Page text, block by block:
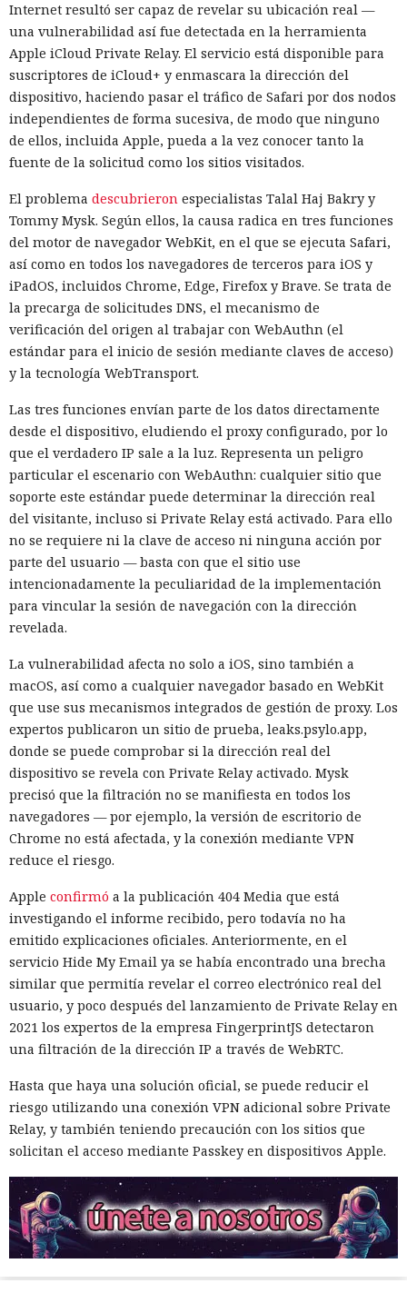
Internet resultó ser capaz de revelar su ubicación real —
una vulnerabilidad así fue detectada en la herramienta
Apple iCloud Private Relay. El servicio está disponible para
suscriptores de iCloud+ y enmascara la dirección del
dispositivo, haciendo pasar el tráfico de Safari por dos nodos
independientes de forma sucesiva, de modo que ninguno
de ellos, incluida Apple, pueda a la vez conocer tanto la
fuente de la solicitud como los sitios visitados.
El problema descubrieron especialistas Talal Haj Bakry y
Tommy Mysk. Según ellos, la causa radica en tres funciones
del motor de navegador WebKit, en el que se ejecuta Safari,
así como en todos los navegadores de terceros para iOS y
iPadOS, incluidos Chrome, Edge, Firefox y Brave. Se trata de
la precarga de solicitudes DNS, el mecanismo de
verificación del origen al trabajar con WebAuthn (el
estándar para el inicio de sesión mediante claves de acceso)
y la tecnología WebTransport.
Las tres funciones envían parte de los datos directamente
desde el dispositivo, eludiendo el proxy configurado, por lo
que el verdadero IP sale a la luz. Representa un peligro
particular el escenario con WebAuthn: cualquier sitio que
soporte este estándar puede determinar la dirección real
del visitante, incluso si Private Relay está activado. Para ello
no se requiere ni la clave de acceso ni ninguna acción por
parte del usuario — basta con que el sitio use
intencionadamente la peculiaridad de la implementación
para vincular la sesión de navegación con la dirección
revelada.
La vulnerabilidad afecta no solo a iOS, sino también a
macOS, así como a cualquier navegador basado en WebKit
que use sus mecanismos integrados de gestión de proxy. Los
expertos publicaron un sitio de prueba, leaks.psylo.app,
donde se puede comprobar si la dirección real del
dispositivo se revela con Private Relay activado. Mysk
precisó que la filtración no se manifiesta en todos los
navegadores — por ejemplo, la versión de escritorio de
Chrome no está afectada, y la conexión mediante VPN
reduce el riesgo.
Apple confirmó a la publicación 404 Media que está
investigando el informe recibido, pero todavía no ha
emitido explicaciones oficiales. Anteriormente, en el
servicio Hide My Email ya se había encontrado una brecha
similar que permitía revelar el correo electrónico real del
usuario, y poco después del lanzamiento de Private Relay en
2021 los expertos de la empresa FingerprintJS detectaron
una filtración de la dirección IP a través de WebRTC.
Hasta que haya una solución oficial, se puede reducir el
riesgo utilizando una conexión VPN adicional sobre Private
Relay, y también teniendo precaución con los sitios que
solicitan el acceso mediante Passkey en dispositivos Apple.